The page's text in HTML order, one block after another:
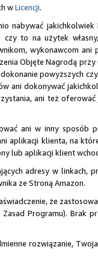
wLicencji.
nabywać
czy to na użytek
wykonawcom
Objęte Nagrodą
powyższych
ani dokonywać
ani też
ani w inny sposób
aplikacji klienta, na
lub aplikacji klient
adresy w linkach,
ze Stroną Amazon.
że
Programu). Brak
rozwiązanie,